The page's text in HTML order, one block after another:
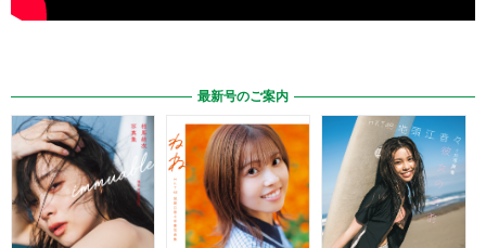
最新号のご案内